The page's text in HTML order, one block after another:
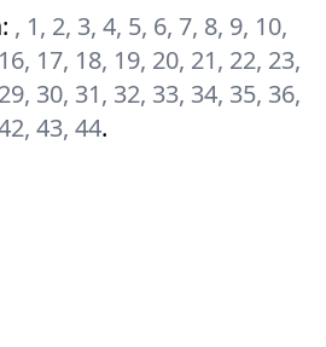
: , 1, 2, 3, 4, 5, 6, 7, 8, 9, 10,
17, 18, 19, 20, 21, 22, 23,
30, 31, 32, 33, 34, 35, 36,
43, 44.